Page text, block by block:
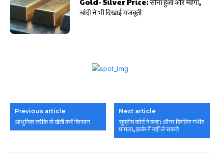
चांदी ने भी दिखाई मजबूती
Previous article
आधुनिक तरीके से खेती करें किसान
Next article
सुप्रीम कोर्ट ने कहा: ऑनर किलिंग गंभीर
मामला, हल्के में नहीं ले सकते